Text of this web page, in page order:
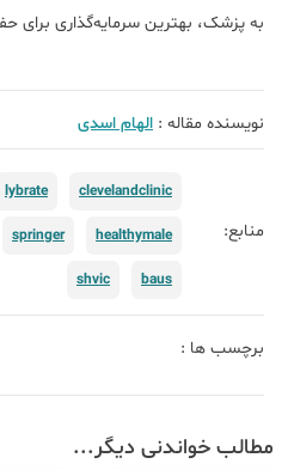
به پزشک، بهترین سرمایه‌گذاری
نویسنده مقاله : الهام اسدی
منابع:
clevelandclinic
lybrate
healthymale
springer
baus
shvic
برچسب ها :
مطالب خواندنی دیگر...